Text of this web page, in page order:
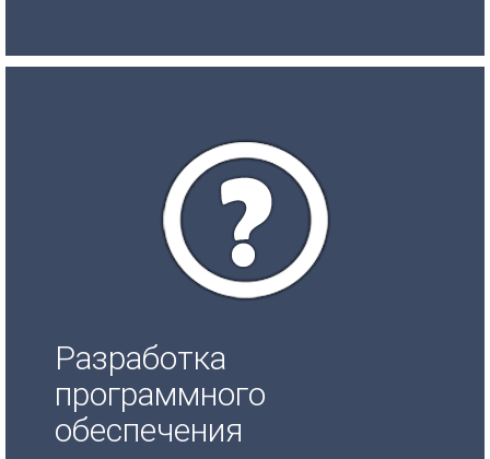
Разработка
программного
обеспечения